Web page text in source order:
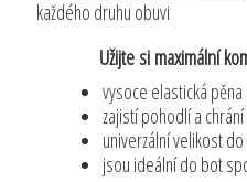
každého druhu obuvi
Užijte si maximální
vysoce elastická pěna
zajistí pohodlí a
univerzální velikost
jsou ideální do bot